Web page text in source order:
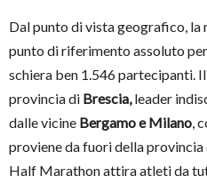
Dal punto di vista geografico, la
punto di riferimento assoluto
schiera ben 1.546 partecipanti.
provincia di Brescia,leader
dalle vicine Bergamo e Milano,
proviene da fuori della provincia
Half Marathon attira atleti da